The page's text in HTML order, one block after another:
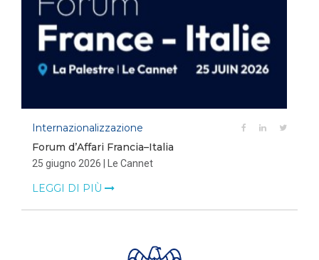
Internazionalizzazione
Forum d’Affari Francia–Italia
25 giugno 2026 | Le Cannet
LEGGI DI PIÙ